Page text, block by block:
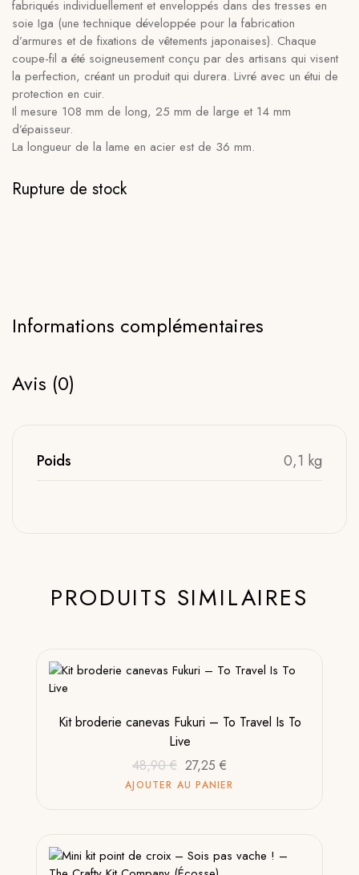
fabriqués individuellement et enveloppés dans des tresses en
soie Iga (une technique développée pour la fabrication
d’armures et de fixations de vêtements japonaises). Chaque
coupe-fil a été soigneusement conçu par des artisans qui visent
la perfection, créant un produit qui durera. Livré avec un étui de
protection en cuir.
Il mesure 108 mm de long, 25 mm de large et 14 mm
d’épaisseur.
La longueur de la lame en acier est de 36 mm.
Rupture de stock
Informations complémentaires
Avis (0)
Poids 0,1 kg
PRODUITS SIMILAIRES
Kit broderie canevas Fukuri – To Travel Is To
Live
48,90€ 27,25 €
AJOUTER AU PANIER